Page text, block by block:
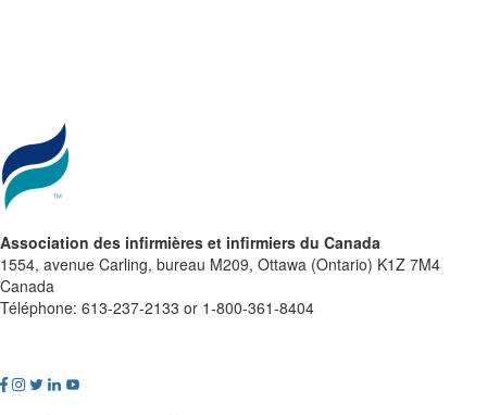
Association des infirmières et infirmiers du Canada
1554, avenue Carling, bureau M209, Ottawa (Ontario) K1Z 7M4
Canada
Téléphone: 613-237-2133 or 1-800-361-8404